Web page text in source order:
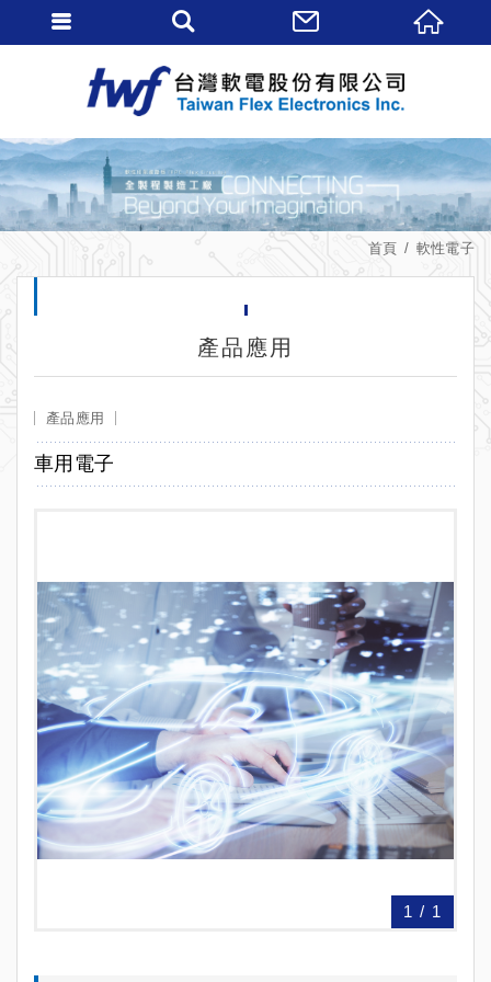
首頁 軟性電子
產品應用
產品應用
車用電子
1 / 1